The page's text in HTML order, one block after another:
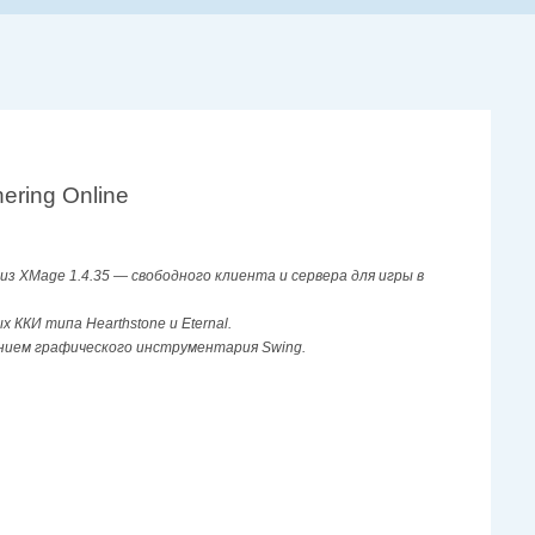
Online
XMage 1.4.35 — свободного клиента и сервера для игры в
ККИ типа Hearthstone и Eternal.
графического инструментария Swing.